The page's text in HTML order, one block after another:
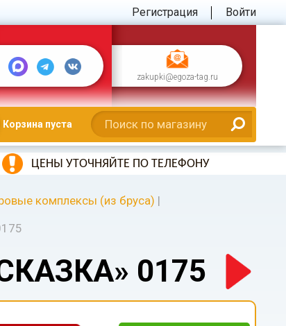
Регистрация Войти
zakupki@egoza-tag.ru
Корзина пуста
ЦЕНЫ УТОЧНЯЙТЕ ПО ТЕЛЕФОНУ
комплексы (из бруса) |
0175